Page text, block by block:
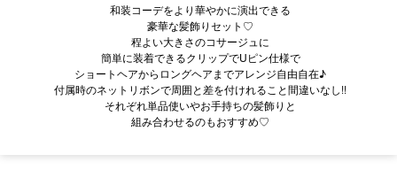
和装コーデをより華やかに演出できる
豪華な髪飾りセット♡
程よい大きさのコサージュに
簡単に装着できるクリップでUピン仕様で
ショートヘアからロングヘアまでアレンジ自由自在♪
付属時のネットリボンで周囲と差を付けれること間違いなし!!
それぞれ単品使いやお手持ちの髪飾りと
組み合わせるのもおすすめ♡